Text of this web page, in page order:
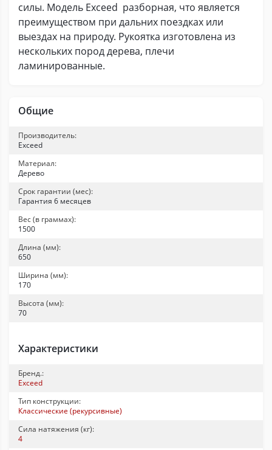
силы. Модель Exceed разборная, что является
преимуществом при дальних поездках или
выездах на природу. Рукоятка изготовлена из
нескольких пород дерева, плечи
ламинированные.
Общие
Производитель:
Exceed
Материал:
Дерево
Срок гарантии (мес):
Гарантия 6 месяцев
Вес (в граммах):
1500
Длина (мм):
650
Ширина (мм):
170
Высота (мм):
70
Характеристики
Бренд.:
Exceed
Тип конструкции:
Классические (рекурсивные)
Сила натяжения (кг):
4